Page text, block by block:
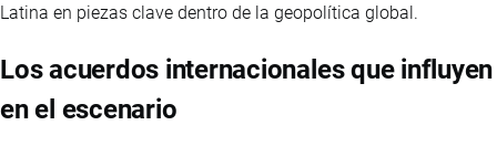
Latina en piezas clave dentro de la geopolítica global.
Los acuerdos internacionales que influyen
en el escenario